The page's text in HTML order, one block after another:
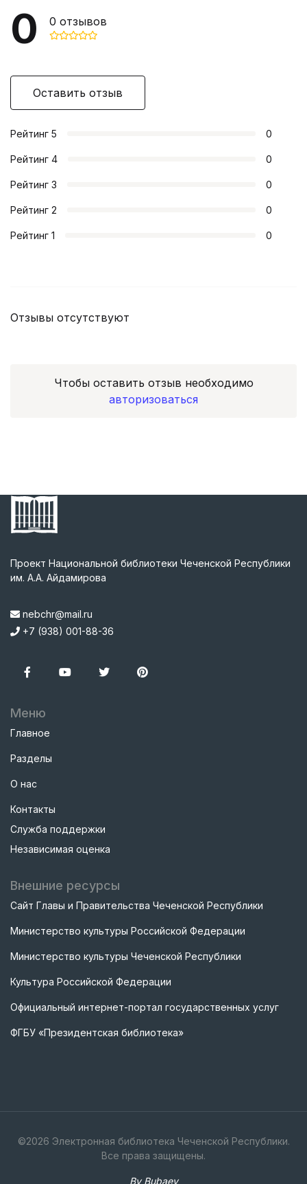
0 0 отзывов
Оставить отзыв
Рейтинг 5 0
Рейтинг 4 0
Рейтинг 3 0
Рейтинг 2 0
Рейтинг 1 0
Отзывы отсутствуют
Чтобы оставить отзыв необходимо
авторизоваться
Проект Национальной библиотеки Чеченской Республики
им. А.А. Айдамирова
nebchr@mail.ru
+7 (938) 001-88-36
Меню
Главное
Разделы
О нас
Контакты
Служба поддержки
Независимая оценка
Внешние ресурсы
Сайт Главы и Правительства Чеченской Республики
Министерство культуры Российской Федерации
Министерство культуры Чеченской Республики
Культура Российской Федерации
Официальный интернет-портал государственных услуг
ФГБУ «Президентская библиотека»
©2026 Электронная библиотека Чеченской Республики.
Все права защищены.
By Bubaev